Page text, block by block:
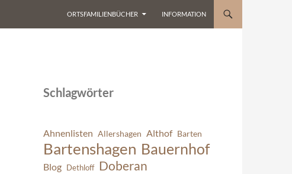
ORTSFAMILIENBÜCHER INFORMATION
Schlagwörter
Ahnenlisten Allershagen Althof Barten
Bartenshagen Bauernhof
Blog Dethloff Doberan